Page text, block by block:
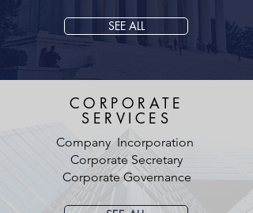
SEE ALL
CORPORATE
SERVICES
Company Incorporation
Corporate Secretary
Corporate Governance